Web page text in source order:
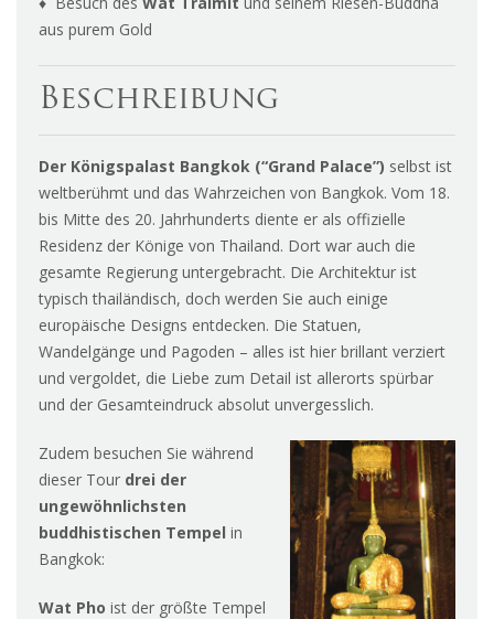
aus purem Gold
Beschreibung
Der Königspalast Bangkok (“Grand Palace”) selbst ist
weltberühmt und das Wahrzeichen von Bangkok. Vom 18.
bis Mitte des 20. Jahrhunderts diente er als offizielle
Residenz der Könige von Thailand. Dort war auch die
gesamte Regierung untergebracht. Die Architektur ist
typisch thailändisch, doch werden Sie auch einige
europäische Designs entdecken. Die Statuen,
Wandelgänge und Pagoden – alles ist hier brillant verziert
und vergoldet, die Liebe zum Detail ist allerorts spürbar
und der Gesamteindruck absolut unvergesslich.
Zudem besuchen Sie während
dieser Tour drei der
ungewöhnlichsten
buddhistischen Tempel in
Bangkok:
Wat Pho ist der größte Tempel